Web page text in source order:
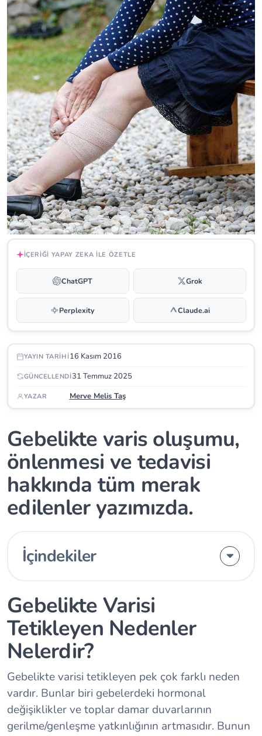
İÇERIĞI YAPAY ZEKA ILE ÖZETLE
ChatGPT Grok
Perplexity Claude.ai
YAYIN TARIHI16 Kasım 2016
GÜNCELLENDI31 Temmuz 2025
YAZAR Merve Melis Taş
Gebelikte varis oluşumu,
önlenmesi ve tedavisi
hakkında tüm merak
edilenler yazımızda.
İçindekiler
Gebelikte Varisi
Tetikleyen Nedenler
Nelerdir?
Gebelikte varisi tetikleyen pek çok farklı neden
vardır. Bunlar biri gebelerdeki hormonal
değişiklikler ve toplar damar duvarlarının
gerilme/genleşme yatkınlığının artmasıdır. Bunun